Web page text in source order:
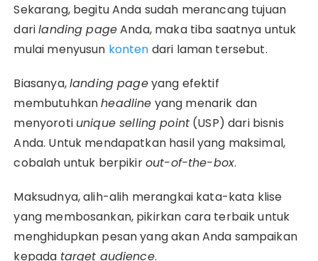
Sekarang, begitu Anda sudah merancang tujuan
darilanding pageAnda, maka tiba saatnya untuk
mulai menyusun konten dari laman tersebut.
Biasanya,landing pageyang efektif
membutuhkanheadline yang menarik dan
menyoroti unique selling point (USP) dari bisnis
Anda. Untuk mendapatkan hasil yang maksimal,
cobalah untuk berpikirout-of-the-box.
Maksudnya, alih-alih merangkai kata-kata klise
yang membosankan, pikirkan cara terbaik untuk
menghidupkan pesan yang akan Anda sampaikan
kepada target audience.